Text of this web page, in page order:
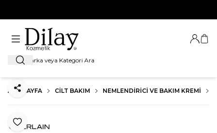
Ara
Giriş
ANA SAYFA CILT BAKIM NEMLENDIRICI VE BAKIM KREMI
Favoriye Ekle
Paylaş